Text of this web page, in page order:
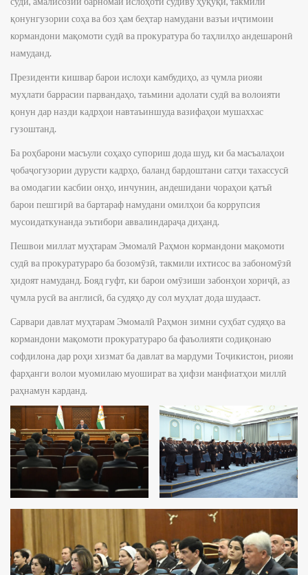
қонунгузории соҳа ва боз ҳам беҳтар намудани вазъи иҷтимоии
кормандони мақомоти судӣ ва прокуратура бо таҳлилҳо андешаронӣ
намуданд.
Президенти кишвар барои ислоҳи камбудиҳо, аз ҷумла риояи
муҳлати баррасии парвандаҳо, таъмини адолати судӣ ва волоияти
қонун дар назди кадрҳои навтаъиншуда вазифаҳои мушаххас
гузоштанд.
Ба роҳбарони масъули соҳаҳо супориш дода шуд, ки ба масъалаҳои
ҷобаҷогузории дурусти кадрҳо, баланд бардоштани сатҳи тахассусӣ
ва омодагии касбии онҳо, инчунин, андешидани чораҳои қатъӣ
барои пешгирӣ ва бартараф намудани омилҳои ба коррупсия
мусоидаткунанда эътибори аввалиндараҷа диҳанд.
Пешвои миллат муҳтарам Эмомалӣ Раҳмон кормандони мақомоти
судӣ ва прокуратураро ба бозомӯзӣ, такмили ихтисос ва забономӯзӣ
ҳидоят намуданд. Бояд гуфт, ки барои омӯзиши забонҳои хориҷӣ, аз
ҷумла русӣ ва англисӣ, ба судяҳо ду сол муҳлат дода шудааст.
Сарвари давлат муҳтарам Эмомалӣ Раҳмон зимни суҳбат судяҳо ва
кормандони мақомоти прокуратураро ба фаъолияти содиқонаю
софдилона дар роҳи хизмат ба давлат ва мардуми Тоҷикистон, риояи
фарҳанги волои муомилаю муошират ва ҳифзи манфиатҳои миллӣ
раҳнамун карданд.